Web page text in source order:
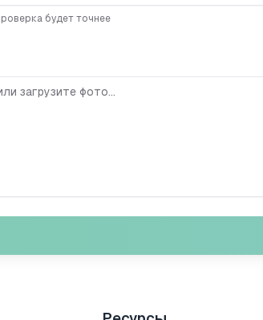
будет точнее